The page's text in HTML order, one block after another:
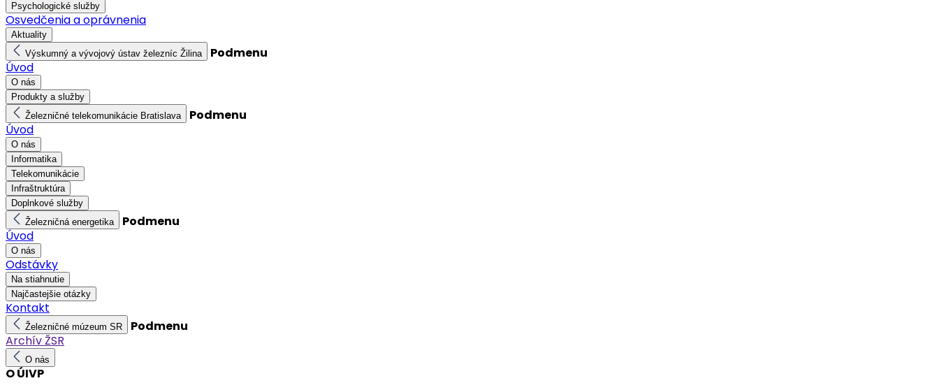
Psychologické služby
Osvedčenia a oprávnenia
Aktuality
Výskumný a vývojový ústav železníc Žilina
Podmenu
Úvod
O nás
Produkty a služby
Železničné telekomunikácie Bratislava
Podmenu
Úvod
O nás
Informatika
Telekomunikácie
Infraštruktúra
Doplnkové služby
Železničná energetika
Podmenu
Úvod
O nás
Odstávky
Na stiahnutie
Najčastejšie otázky
Kontakt
Železničné múzeum SR
Podmenu
Archív ŽSR
O nás
O ÚIVP